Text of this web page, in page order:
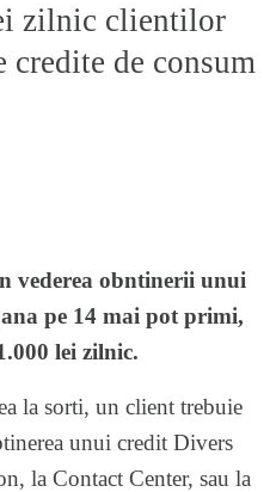
zilnic clientilor
credite de consum
vederea obntinerii unui
pe 14 mai pot primi,
lei zilnic.
la sorti, un client trebuie
unui credit Divers
la Contact Center, sau la